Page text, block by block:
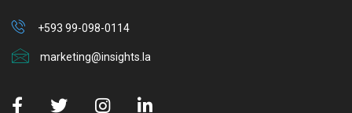
+593 99-098-0114
marketing@insights.la